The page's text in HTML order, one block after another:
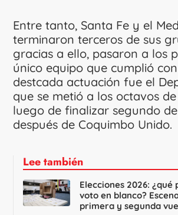
Entre tanto, Santa Fe y el
terminaron terceros de sus
gracias a ello, pasaron a los
único equipo que cumplió
destcada actuación fue el
que se metió a los octavos
luego de finalizar segundo
después de Coquimbo Unido.
Lee también
Elecciones 2026: ¿qué
voto en blanco?
primera y segunda